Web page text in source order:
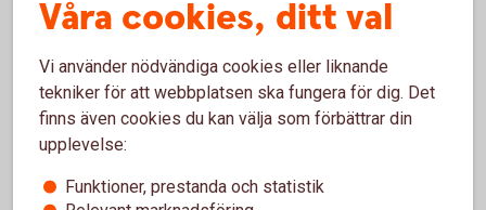
Företagarekonom
Ladda ner bild
Våra cookies, ditt val
Vi använder nödvändiga cookies eller liknande
tekniker för att webbplatsen ska fungera för dig. Det
finns även cookies du kan välja som förbättrar din
upplevelse:
Funktioner, prestanda och statistik